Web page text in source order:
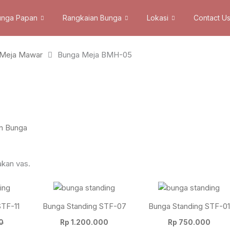
Papan Rangkaian Bunga Lokasi Contact Us
Mawar Bunga Meja BMH-05
Bunga
vas.
11
Current
price
is:
Rp 1.600.000.
Bunga Standing STF-07
Rp 1.200.000
Bunga Standing STF-01
Rp 750.000